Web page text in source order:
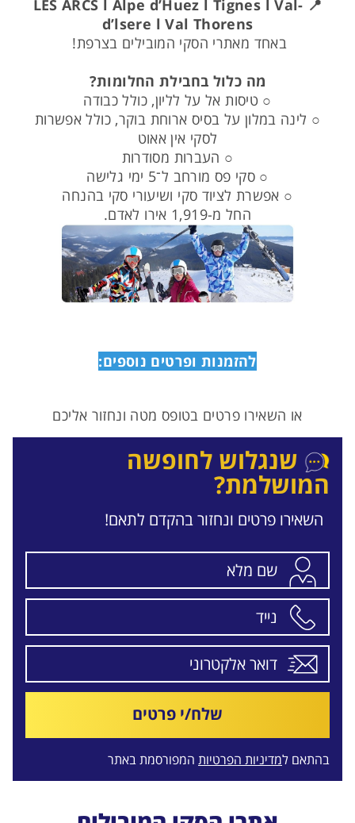
📍 LES ARCS l Alpe d’Huez l Tignes l Val-
d’lsere l Val Thorens
באחד מאתרי הסקי המובילים בצרפת!
מה כלול בחבילת החלומות?
○ טיסות אל על לליון, כולל כבודה
○ לינה במלון על בסיס ארוחת בוקר, כולל אפשרות
לסקי אין אאוט
○ העברות מסודרות
○ סקי פס מורחב ל־5 ימי גלישה
○ אפשרת לציוד סקי ושיעורי סקי בהנחה
החל מ-1,919 אירו לאדם.
להזמנות ופרטים נוספים:
או השאירו פרטים בטופס מטה ונחזור אליכם
שנגלוש לחופשה
המושלמת?
השאירו פרטים ונחזור בהקדם לתאם!
שלח/י פרטים
בהתאם למדיניות הפרטיות המפורסמת באתר